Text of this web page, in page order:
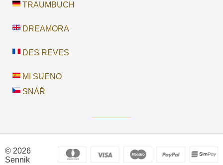
TRAUMBUCH
DREAMORA
DES REVES
MI SUENO
SNÁŘ
© 2026
Sennik